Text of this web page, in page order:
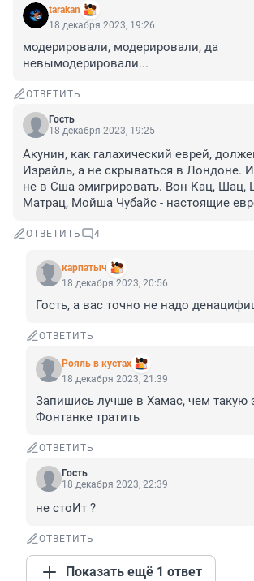
tarakan
18 декабря 2023, 19:26
модерировали, модерировали, да
невымодерировали...
ОТВЕТИТЬ
Гость
18 декабря 2023, 19:25
Акунин, как галахический еврей,
Израйль, а не скрываться в Лондоне. И
не в Сша эмигрировать. Вон Кац, Шац,
Матрац, Мойша Чубайс - настоящие
ОТВЕТИТЬ 4
карпатыч
18 декабря 2023, 20:56
Гость, а вас точно не надо
ОТВЕТИТЬ
Рояль в кустах
18 декабря 2023, 21:39
Запишись лучше в Хамас, чем такую
Фонтанке тратить
ОТВЕТИТЬ
Гость
18 декабря 2023, 22:39
не стоИт ?
ОТВЕТИТЬ
Показать ещё 1 ответ